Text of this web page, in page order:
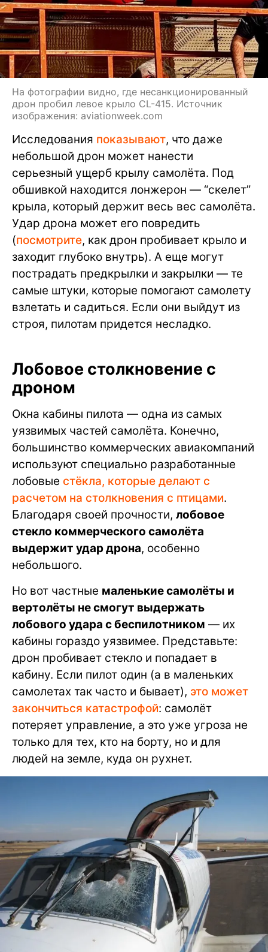
На фотографии видно, где несанкционированный
дрон пробил левое крыло CL-415. Источник
изображения: aviationweek.com
Исследования показывают, что даже
небольшой дрон может нанести
серьезный ущерб крылу самолёта. Под
обшивкой находится лонжерон — “скелет”
крыла, который держит весь вес самолёта.
Удар дрона может его повредить
(посмотрите, как дрон пробивает крыло и
заходит глубоко внутрь). А еще могут
пострадать предкрылки и закрылки — те
самые штуки, которые помогают самолету
взлетать и садиться. Если они выйдут из
строя, пилотам придется несладко.
Лобовое столкновение с
дроном
Окна кабины пилота — одна из самых
уязвимых частей самолёта. Конечно,
большинство коммерческих авиакомпаний
используют специально разработанные
лобовые стёкла, которые делают с
расчетом на столкновения с птицами.
Благодаря своей прочности, лобовое
стекло коммерческого самолёта
выдержит удар дрона, особенно
небольшого.
Но вот частные маленькие самолёты и
вертолёты не смогут выдержать
лобового удара с беспилотником — их
кабины гораздо уязвимее. Представьте:
дрон пробивает стекло и попадает в
кабину. Если пилот один (а в маленьких
самолетах так часто и бывает), это может
закончиться катастрофой: самолёт
потеряет управление, а это уже угроза не
только для тех, кто на борту, но и для
людей на земле, куда он рухнет.